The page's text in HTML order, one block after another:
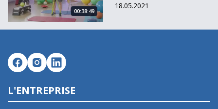
00:38:49
18.05.2021
L'ENTREPRISE